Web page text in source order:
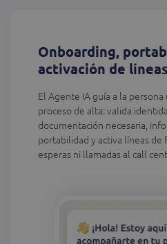
Onboarding,
activación de líneas
El Agente IA guía a la
proceso de alta: valida
documentación necesaria,
portabilidad y activa líneas de
esperas ni llamadas al call